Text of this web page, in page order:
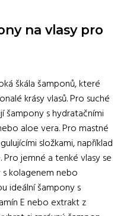
na vlasy pro
škála šamponů, které
krásy vlasů. Pro suché
šampony s hydratačními
aloe vera. Pro mastné
složkami, například
jemné a tenké vlasy se
kolagenem nebo
ideální šampony s
E nebo extrakt z